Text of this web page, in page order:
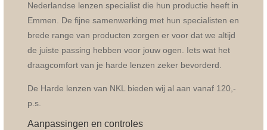
Nederlandse lenzen specialist die hun productie heeft in
Emmen. De fijne samenwerking met hun specialisten en
brede range van producten zorgen er voor dat we altijd
de juiste passing hebben voor jouw ogen. Iets wat het
draagcomfort van je harde lenzen zeker bevorderd.
De Harde lenzen van NKL bieden wij al aan vanaf 120,-
p.s.
Aanpassingen en controles